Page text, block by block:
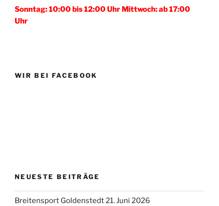
Sonntag: 10:00 bis 12:00 Uhr Mittwoch: ab 17:00
Uhr
WIR BEI FACEBOOK
NEUESTE BEITRÄGE
Breitensport Goldenstedt 21. Juni 2026